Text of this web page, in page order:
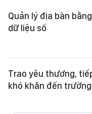
Quản lý địa bàn
dữ liệu số
Trao yêu thương,
khó khăn đến trường